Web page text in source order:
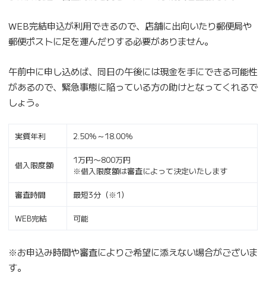
WEB完結申込が利用できるので、店舗に出向いたり郵便局や
郵便ポストに足を運んだりする必要がありません。
午前中に申し込めば、同日の午後には現金を手にできる可能性
があるので、緊急事態に陥っている方の助けとなってくれるで
しょう。
実質年利 2.50％～18.00％
借入限度額
1万円〜800万円
※借入限度額は審査によって決定いたします
審査時間 最短3分（※1）
WEB完結 可能
※お申込み時間や審査によりご希望に添えない場合がございま
す。